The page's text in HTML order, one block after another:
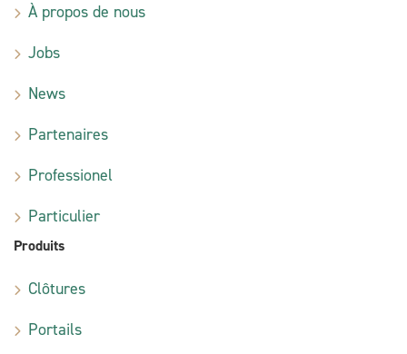
À propos de nous
Jobs
News
Partenaires
Professionel
Particulier
Produits
Clôtures
Portails